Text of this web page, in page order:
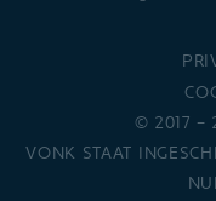
© 2017 –
VONK STAAT